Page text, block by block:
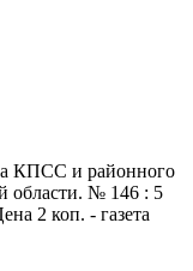
КПСС и районного
области. № 146 : 5
2 коп. - газета